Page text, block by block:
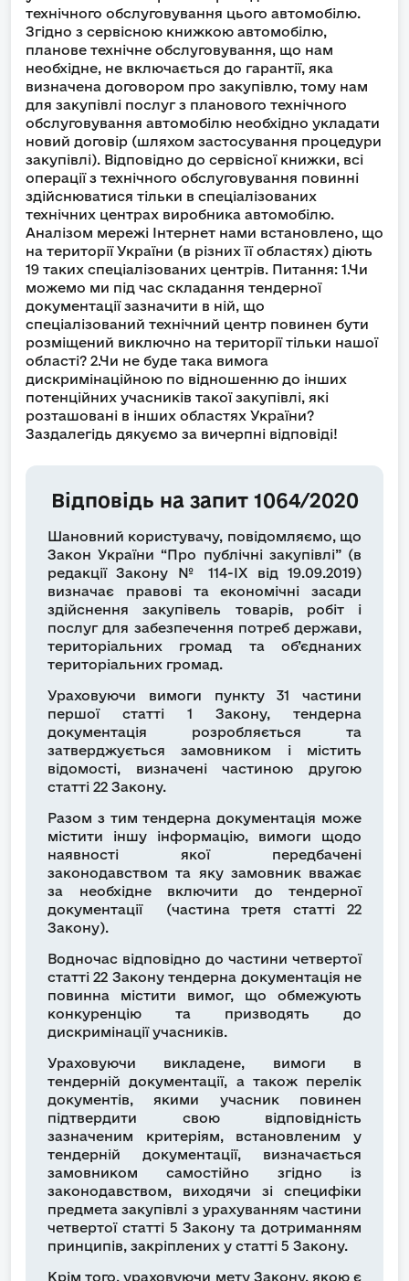
технічного обслуговування цього автомобілю.
Згідно з сервісною книжкою автомобілю,
планове технічне обслуговування, що нам
необхідне, не включається до гарантії, яка
визначена договором про закупівлю, тому нам
для закупівлі послуг з планового технічного
обслуговування автомобілю необхідно укладати
новий договір (шляхом застосування процедури
закупівлі). Відповідно до сервісної книжки, всі
операції з технічного обслуговування повинні
здійснюватися тільки в спеціалізованих
технічних центрах виробника автомобілю.
Аналізом мережі Інтернет нами встановлено, що
на території України (в різних її областях) діють
19 таких спеціалізованих центрів. Питання: 1.Чи
можемо ми під час складання тендерної
документації зазначити в ній, що
спеціалізований технічний центр повинен бути
розміщений виключно на території тільки нашої
області? 2.Чи не буде така вимога
дискримінаційною по відношенню до інших
потенційних учасників такої закупівлі, які
розташовані в інших областях України?
Заздалегідь дякуємо за вичерпні відповіді!
Відповідь на запит 1064/2020
Шановний користувачу, повідомляємо, що
Закон України “Про публічні закупівлі” (в
редакції Закону № 114-IX від 19.09.2019)
визначає правові та економічні засади
здійснення закупівель товарів, робіт і
послуг для забезпечення потреб держави,
територіальних громад та об’єднаних
територіальних громад.
Ураховуючи вимоги пункту 31 частини
першої статті 1 Закону, тендерна
документація розробляється та
затверджується замовником і містить
відомості, визначені частиною другою
статті 22 Закону.
Разом з тим тендерна документація може
містити іншу інформацію, вимоги щодо
наявності якої передбачені
законодавством та яку замовник вважає
за необхідне включити до тендерної
документації (частина третя статті 22
Закону).
Водночас відповідно до частини четвертої
статті 22 Закону тендерна документація не
повинна містити вимог, що обмежують
конкуренцію та призводять до
дискримінації учасників.
Ураховуючи викладене, вимоги в
тендерній документації, а також перелік
документів, якими учасник повинен
підтвердити свою відповідність
зазначеним критеріям, встановленим у
тендерній документації, визначається
замовником самостійно згідно із
законодавством, виходячи зі специфіки
предмета закупівлі з урахуванням частини
четвертої статті 5 Закону та дотриманням
принципів, закріплених у статті 5 Закону.
Крім того, ураховуючи мету Закону, якою є